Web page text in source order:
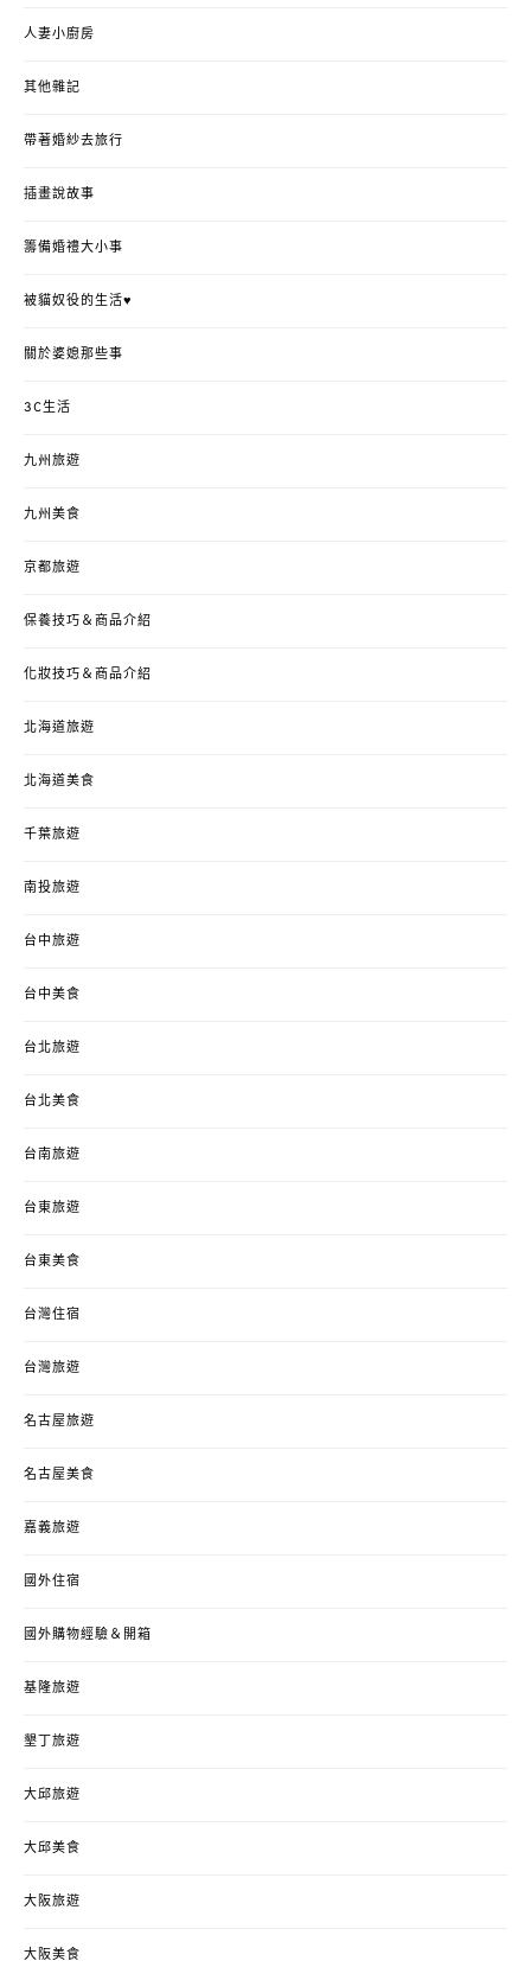
人妻小廚房
其他雜記
帶著婚紗去旅行
插畫說故事
籌備婚禮大小事
被貓奴役的生活♥
關於婆媳那些事
3C生活
九州旅遊
九州美食
京都旅遊
保養技巧＆商品介紹
化妝技巧＆商品介紹
北海道旅遊
北海道美食
千葉旅遊
南投旅遊
台中旅遊
台中美食
台北旅遊
台北美食
台南旅遊
台東旅遊
台東美食
台灣住宿
台灣旅遊
名古屋旅遊
名古屋美食
嘉義旅遊
國外住宿
國外購物經驗＆開箱
基隆旅遊
墾丁旅遊
大邱旅遊
大邱美食
大阪旅遊
大阪美食